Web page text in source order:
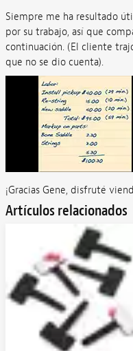
Siempre me ha resultado
por su trabajo, así que
continuación. (El cliente
que no se dio cuenta).
¡Gracias Gene, disfruté
Artículos relacionados